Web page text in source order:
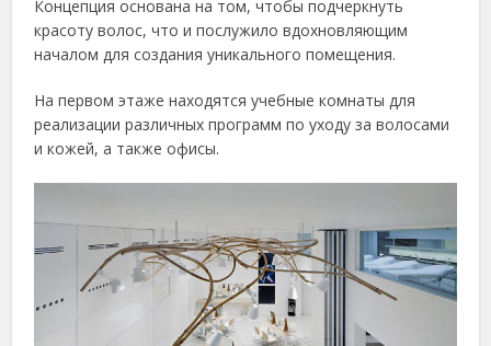
Концепция основана на том, чтобы подчеркнуть
красоту волос, что и послужило вдохновляющим
началом для создания уникального помещения.
На первом этаже находятся учебные комнаты для
реализации различных программ по уходу за волосами
и кожей, а также офисы.